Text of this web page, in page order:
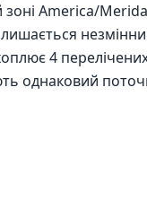
America/
4
однаковий